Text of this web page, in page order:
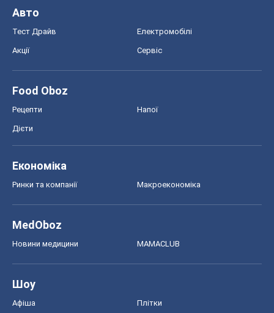
Авто
Тест Драйв Електромобілі
Акції Сервіс
Food Oboz
Рецепти Напої
Дієти
Економіка
Ринки та компанії Макроекономіка
MedOboz
Новини медицини MAMACLUB
Шоу
Афіша Плітки